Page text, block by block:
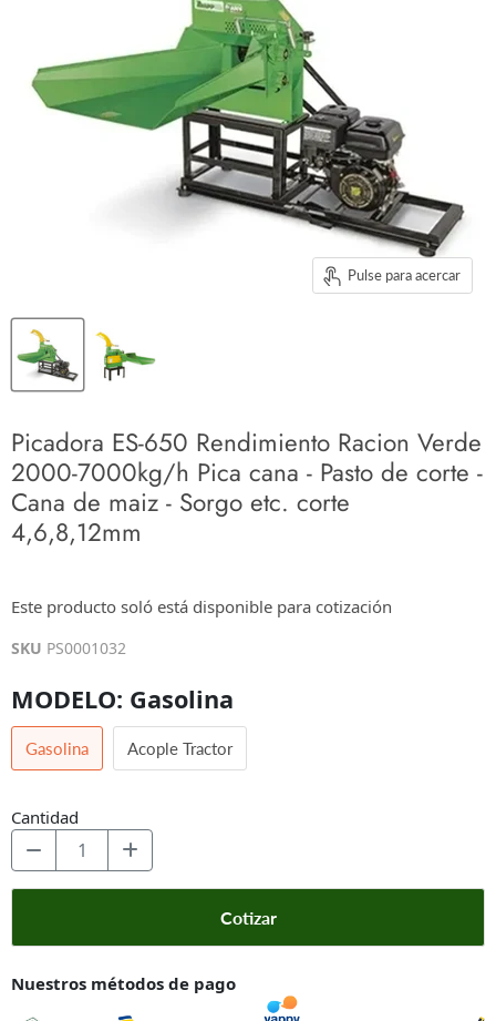
Pulse para acercar
Picadora ES-650 Rendimiento Racion Verde
2000-7000kg/h Pica cana - Pasto de corte -
Cana de maiz - Sorgo etc. corte
4,6,8,12mm
$0.00
Este producto soló está disponible para cotización
SKU PS0001032
MODELO: Gasolina
Gasolina Acople Tractor
Cantidad
Cotizar
Nuestros métodos de pago